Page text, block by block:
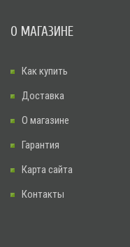
О МАГАЗИНЕ
Как купить
Доставка
О магазине
Гарантия
Карта сайта
Контакты